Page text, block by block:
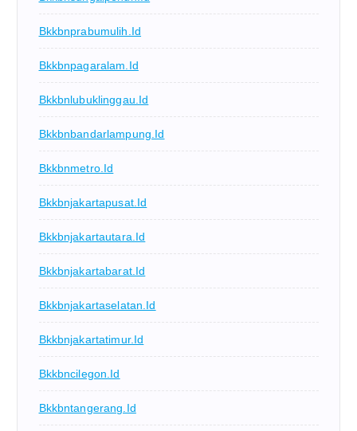
Bkkbnprabumulih.id
Bkkbnpagaralam.id
Bkkbnlubuklinggau.id
Bkkbnbandarlampung.id
Bkkbnmetro.id
Bkkbnjakartapusat.id
Bkkbnjakartautara.id
Bkkbnjakartabarat.id
Bkkbnjakartaselatan.id
Bkkbnjakartatimur.id
Bkkbncilegon.id
Bkkbntangerang.id